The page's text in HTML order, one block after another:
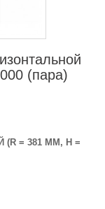
(пара)
= 381 ММ, Н =